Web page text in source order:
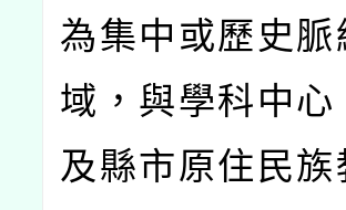
為集中或歷史
域，與學科中
及縣市原住民